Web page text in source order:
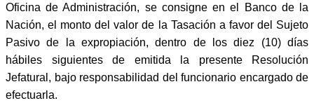
Oficina de Administración, se consigne en el Banco de la
Nación, el monto del valor de la Tasación a favor del Sujeto
Pasivo de la expropiación, dentro de los diez (10) días
hábiles siguientes de emitida la presente Resolución
Jefatural, bajo responsabilidad del funcionario encargado de
efectuarla.